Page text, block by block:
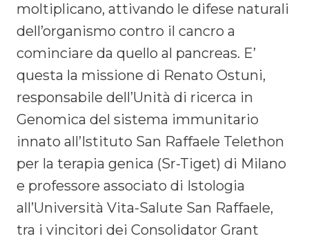
moltiplicano, attivando le difese naturali
dell’organismo contro il cancro a
cominciare da quello al pancreas. E’
questa la missione di Renato Ostuni,
responsabile dell’Unità di ricerca in
Genomica del sistema immunitario
innato all’Istituto San Raffaele Telethon
per la terapia genica (Sr-Tiget) di Milano
e professore associato di Istologia
all’Università Vita-Salute San Raffaele,
tra i vincitori dei Consolidator Grant